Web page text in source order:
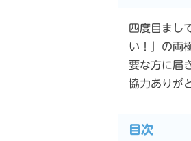
四度目まし
い！」の両
要な方に届
協力ありが
目次